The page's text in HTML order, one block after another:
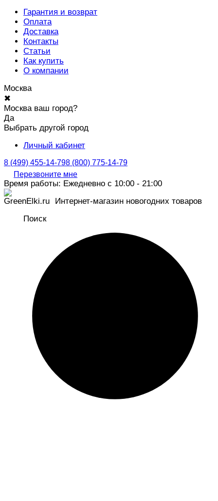
Гарантия и возврат
Оплата
Доставка
Контакты
Статьи
Как купить
О компании
Москва
✖
Москва ваш город?
Да
Выбрать другой город
Личный кабинет
8 (499) 455-14-798 (800) 775-14-79
Перезвоните мне
Время работы: Ежедневно с 10:00 - 21:00
Интернет-магазин новогодних товаров
Поиск